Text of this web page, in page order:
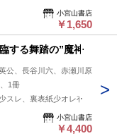
小宮山書店
￥1,650
する舞踏の”魔神
公、長谷川六、赤瀬川原
1冊
レ、裏表紙少オレ有
小宮山書店
￥4,400